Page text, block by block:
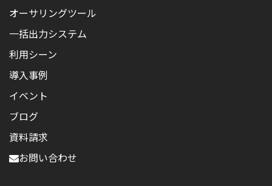
オーサリングツール
一括出力システム
利用シーン
導入事例
イベント
ブログ
資料請求
お問い合わせ